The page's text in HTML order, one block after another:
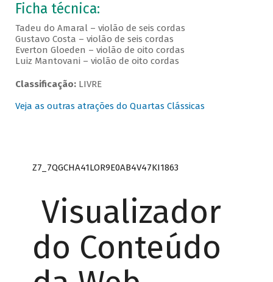
Ficha técnica:
Tadeu do Amaral – violão de seis cordas
Gustavo Costa – violão de seis cordas
Everton Gloeden – violão de oito cordas
Luiz Mantovani – violão de oito cordas
Classificação:LIVRE
Veja as outras atrações do Quartas Clássicas
Z7_7QGCHA41LOR9E0AB4V47KI1863
Visualizador
do Conteúdo